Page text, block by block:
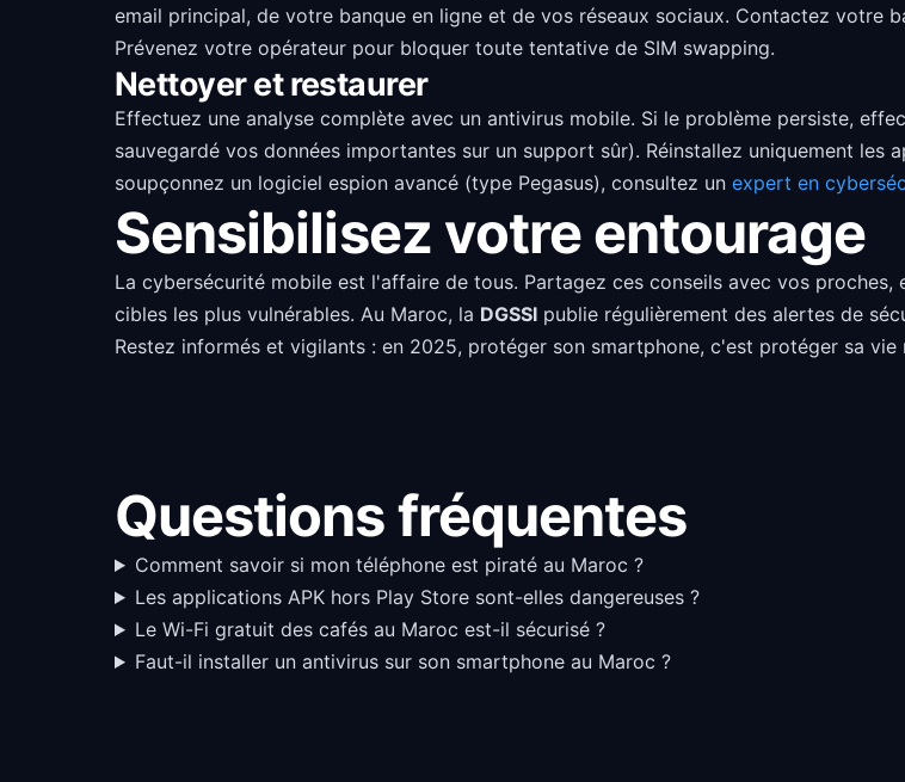
email principal, de votre banque en ligne et de vos réseaux sociaux. Contactez votre
Prévenez votre opérateur pour bloquer toute tentative de SIM swapping.
Nettoyer et restaurer
Effectuez une analyse complète avec un antivirus mobile. Si le problème persiste,
sauvegardé vos données importantes sur un support sûr). Réinstallez uniquement les
soupçonnez un logiciel espion avancé (type Pegasus), consultez un expert en
Sensibilisez votre entourage
La cybersécurité mobile est l'affaire de tous. Partagez ces conseils avec vos
cibles les plus vulnérables. Au Maroc, la DGSSI publie régulièrement des alertes de
Restez informés et vigilants : en 2025, protéger son smartphone, c'est protéger sa vie
Questions fréquentes
Comment savoir si mon téléphone est piraté au Maroc ?
Les applications APK hors Play Store sont-elles dangereuses ?
Le Wi-Fi gratuit des cafés au Maroc est-il sécurisé ?
Faut-il installer un antivirus sur son smartphone au Maroc ?